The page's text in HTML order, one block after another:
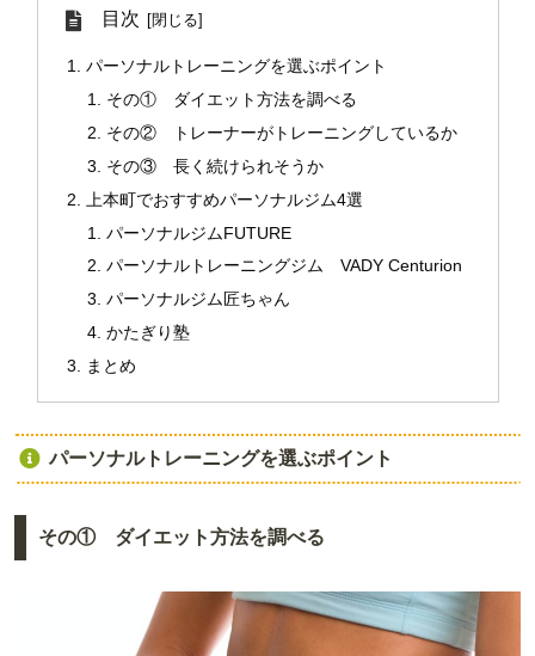
目次
パーソナルトレーニングを選ぶポイント
その① ダイエット方法を調べる
その② トレーナーがトレーニングしているか
その③ 長く続けられそうか
上本町でおすすめパーソナルジム4選
パーソナルジムFUTURE
パーソナルトレーニングジム VADY Centurion
パーソナルジム匠ちゃん
かたぎり塾
まとめ
パーソナルトレーニングを選ぶポイント
その① ダイエット方法を調べる